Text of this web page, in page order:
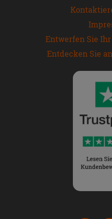
Entwerfen Sie
Entdecken Sie